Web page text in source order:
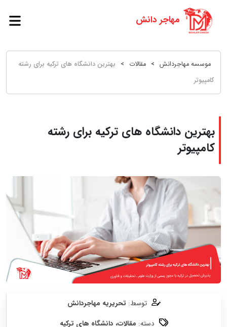
موسسه مهاجردانش > مقالات > بهترین دانشگاه های ترکیه برای رشته
کامپیوتر
بهترین دانشگاه های ترکیه برای رشته
کامپیوتر
توسط: تحریریه مهاجردانش
دسته: مقالات، دانشگاه های ترکیه